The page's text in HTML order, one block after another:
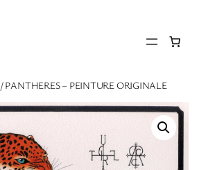
/ PANTHERES – PEINTURE ORIGINALE